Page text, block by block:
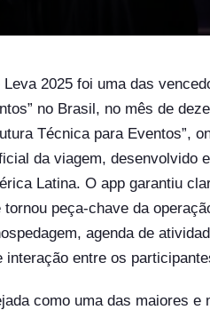
2025 foi uma das
no Brasil, no mês de
Técnica para Eventos”,
da viagem, desenvolvido
Latina. O app garantiu
peça-chave da
agenda de
entre os
como uma das maiores